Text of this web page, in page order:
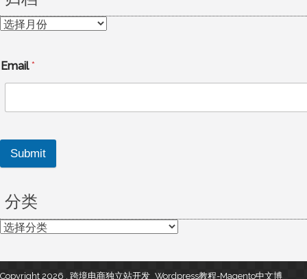
归
Email*
Submit
分类
分
Copyright 2026 , 跨境电商独立站开发_Wordpress教程-Magento中文博